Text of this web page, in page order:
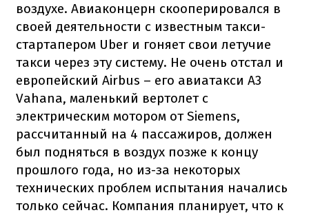
воздухе. Авиаконцерн скооперировался в
своей деятельности с известным такси-
стартапером Uber и гоняет свои летучие
такси через эту систему. Не очень отстал и
европейский Airbus – его авиатакси A3
Vahana, маленький вертолет с
электрическим мотором от Siemens,
рассчитанный на 4 пассажиров, должен
был подняться в воздух позже к концу
прошлого года, но из-за некоторых
технических проблем испытания начались
только сейчас. Компания планирует, что к